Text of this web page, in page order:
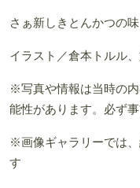
さぁ新しきとんかつの味
イラスト／倉本トルル
※写真や情報は当時の
能性があります。必ず
※画像ギャラリーでは
す